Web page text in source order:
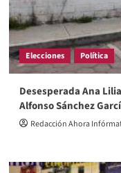
Elecciones Política
Desesperada Ana
Alfonso Sánchez
Redacción Ahora